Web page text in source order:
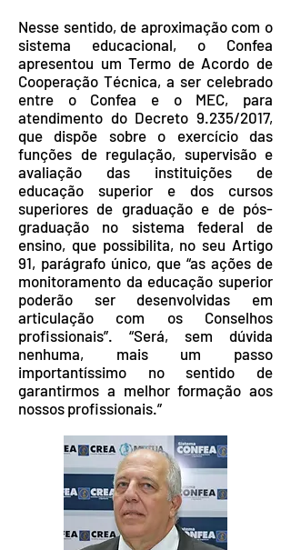
Nesse sentido, de aproximação com o
sistema educacional, o Confea
apresentou um Termo de Acordo de
Cooperação Técnica, a ser celebrado
entre o Confea e o MEC, para
atendimento do Decreto 9.235/2017,
que dispõe sobre o exercício das
funções de regulação, supervisão e
avaliação das instituições de
educação superior e dos cursos
superiores de graduação e de pós-
graduação no sistema federal de
ensino, que possibilita, no seu Artigo
91, parágrafo único, que “as ações de
monitoramento da educação superior
poderão ser desenvolvidas em
articulação com os Conselhos
profissionais”. “Será, sem dúvida
nenhuma, mais um passo
importantíssimo no sentido de
garantirmos a melhor formação aos
nossos profissionais.”